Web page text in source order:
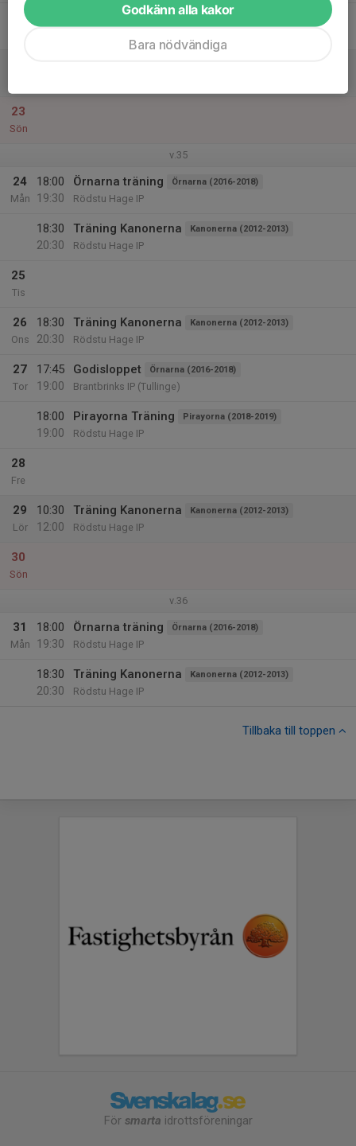
21
23
Sön
v.35
24
Mån
18:00
19:30
Örnarna träning Örnarna (2016-2018)
Rödstu Hage IP
18:30
20:30
Träning Kanonerna Kanonerna (2012-2013)
Rödstu Hage IP
25
Tis
26
Ons
18:30
20:30
Träning Kanonerna Kanonerna (2012-2013)
Rödstu Hage IP
27
Tor
17:45
19:00
Godisloppet Örnarna (2016-2018)
Brantbrinks IP (Tullinge)
18:00
19:00
Pirayorna Träning Pirayorna (2018-2019)
Rödstu Hage IP
28
Fre
29
Lör
10:30
12:00
Träning Kanonerna Kanonerna (2012-2013)
Rödstu Hage IP
30
Sön
v.36
31
Mån
18:00
19:30
Örnarna träning Örnarna (2016-2018)
Rödstu Hage IP
18:30
20:30
Träning Kanonerna Kanonerna (2012-2013)
Rödstu Hage IP
Tillbaka till toppen
För smarta idrottsföreningar
Godkänn alla kakor
Bara nödvändiga